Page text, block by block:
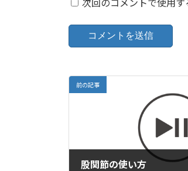
次回のコメントで使用す
前の記事
股関節の使い方